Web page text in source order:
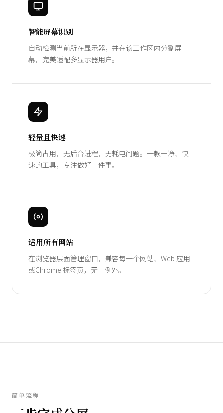
智能屏幕识别
自动检测当前所在显示器，并在该工作区内分割屏
幕，完美适配多显示器用户。
轻量且快速
极简占用，无后台进程，无耗电问题。一款干净、快
速的工具，专注做好一件事。
适用所有网站
在浏览器层面管理窗口，兼容每一个网站、Web 应用
或Chrome 标签页，无一例外。
简单流程